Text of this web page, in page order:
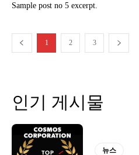
Sample post no 5 excerpt.
1 2 3
인기 게시물
뉴스